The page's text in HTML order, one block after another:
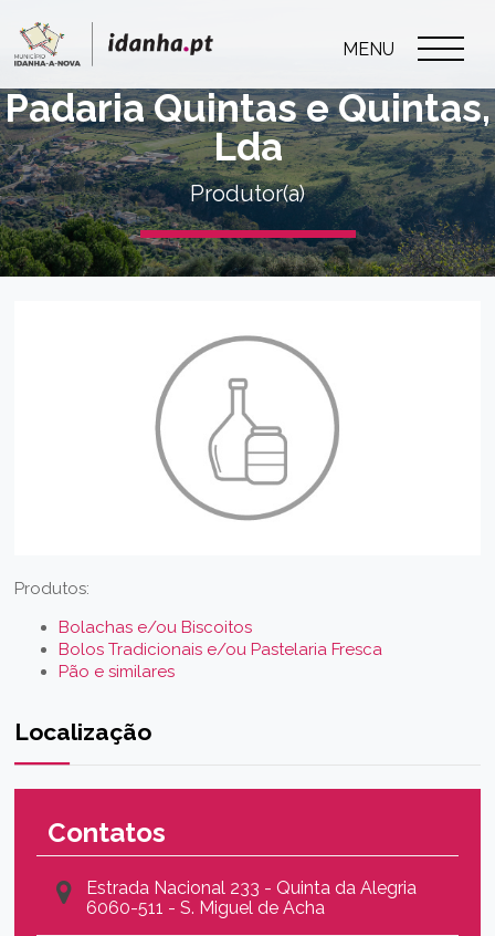
MENU
Padaria Quintas e Quintas,
Lda
Produtor(a)
Produtos:
Bolachas e/ou Biscoitos
Bolos Tradicionais e/ou Pastelaria Fresca
Pão e similares
Localização
Contatos
Estrada Nacional 233 - Quinta da Alegria
6060-511 - S. Miguel de Acha